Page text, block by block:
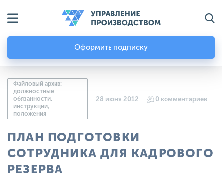
Оформить подписку
Файловый архив:
должностные
обязанности,
инструкции,
положения
28 июня 2012 0 комментариев
ПЛАН ПОДГОТОВКИ
СОТРУДНИКА ДЛЯ КАДРОВОГО
РЕЗЕРВА